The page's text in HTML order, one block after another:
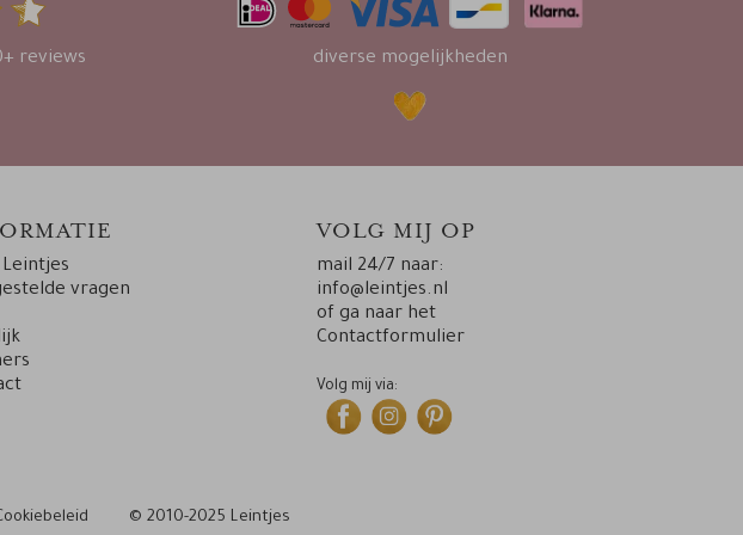
reviews diverse mogelijkheden
vragen
VOLG MIJ OP
mail 24/7 naar:
info@leintjes.nl
of ga naar het
Contactformulier
Volg mij via:
© 2010-2025 Leintjes